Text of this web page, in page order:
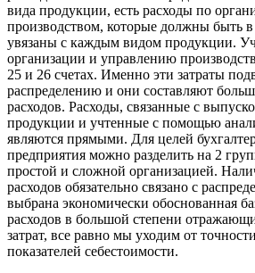
вида продукции, есть расходы по
производством, которые должны быть
увязаны с каждым видом продукции.
организации и управлению
25 и 26 счетах. Именно эти затраты
распределению и они составляют
расходов. Расходы, связанные с
продукции и учтенные с помощью
являются прямыми. Для целей
предприятия можно разделить на 2
простой и сложной организацией.
расходов обязательно связано с
выбрана экономически обоснованная
расходов в большой степени
затрат, все равно мы уходим от
показателей себестоимости.